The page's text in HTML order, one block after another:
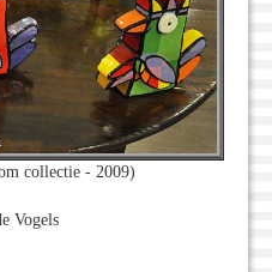
collectie - 2009)
Vogels